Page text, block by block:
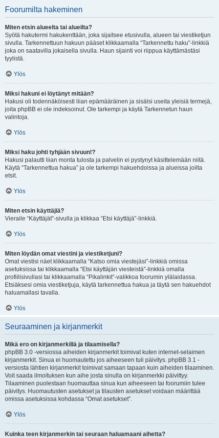
Foorumilta hakeminen
Miten etsin alueelta tai alueilta?
Syötä hakutermi hakukenttään, joka sijaitsee etusivulla, alueen tai viestiketjun
sivulla. Tarkennettuun hakuun pääset klikkaamalla “Tarkennettu haku”-linkkiä
joka on saatavilla jokaisella sivulla. Haun sijainti voi riippua käyttämästäsi
tyylistä.
Ylös
Miksi hakuni ei löytänyt mitään?
Hakusi oli todennäköisesti liian epämääräinen ja sisälsi useita yleisiä termejä,
joita phpBB ei ole indeksoinut. Ole tarkempi ja käytä Tarkennetun haun
valintoja.
Ylös
Miksi haku johti tyhjään sivuun!?
Hakusi palautti liian monta tulosta ja palvelin ei pystynyt käsittelemään niitä.
Käytä “Tarkennettua hakua” ja ole tarkempi hakuehdoissa ja alueissa joilta
etsit.
Ylös
Miten etsin käyttäjiä?
Vieraile “Käyttäjät”-sivulla ja klikkaa “Etsi käyttäjä”-linkkiä.
Ylös
Miten löydän omat viestini ja viestiketjuni?
Omat viestisi näet klikkaamalla “Katso omia viestejäsi”-linkkiä omissa
asetuksissa tai klikkaamalla “Etsi käyttäjän viesteistä”-linkkiä omalla
profiilisivullasi tai klikkaamalla “Pikalinkit”-valikkoa foorumin ylälaidassa.
Etsiäksesi omia viestiketjuja, käytä tarkennettua hakua ja täytä sen hakuehdot
haluamallasi tavalla.
Ylös
Seuraaminen ja kirjanmerkit
Mikä ero on kirjanmerkillä ja tilaamisella?
phpBB 3.0 -versiossa aiheiden kirjanmerkit toimivat kuten internet-selaimen
kirjanmerkit. Sinua ei huomautettu jos aiheeseen tuli päivitys. phpBB 3.1 -
versiosta lähtien kirjanmerkit toimivat samaan tapaan kuin aiheiden tilaaminen.
Voit saada ilmoituksen kun aihe josta sinulla on kirjanmerkki päivittyy.
Tilaaminen puolestaan huomauttaa sinua kun aiheeseen tai foorumiin tulee
päivitys. Huomautusten asetukset ja tilausten asetukset voidaan määrittää
omissa asetuksissa kohdassa “Omat asetukset”.
Ylös
Kuinka teen kirjanmerkin tai seuraan haluamaani aihetta?